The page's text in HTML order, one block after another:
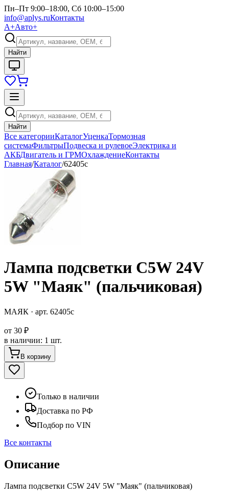
Пн–Пт 9:00–18:00, Сб 10:00–15:00
info@aplys.ruКонтакты
А+Авто+
Найти
Найти
Все категорииКаталогУценкаТормозная
системаФильтрыПодвеска и рулевоеЭлектрика и
АКБДвигатель и ГРМОхлаждениеКонтакты
Главная/Каталог/62405с
Лампа подсветки C5W 24V
5W "Маяк" (пальчиковая)
МАЯК · арт. 62405с
от 30 ₽
в наличии: 1 шт.
В корзину
Только в наличии
Доставка по РФ
Подбор по VIN
Все контакты
Описание
Лампа подсветки C5W 24V 5W "Маяк" (пальчиковая)